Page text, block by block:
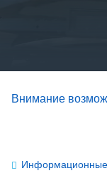
Внимание
Информационные